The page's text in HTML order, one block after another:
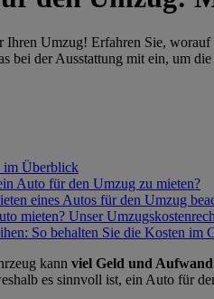
Umzug! Erfahren Sie,
bei der Ausstattung mit ein, um
im Überblick
Auto für den Umzug zu mieten?
eines Autos für den Umzug
mieten? Unser
So behalten Sie die Kosten im
kann viel Geld und
es sinnvoll ist, ein Auto für